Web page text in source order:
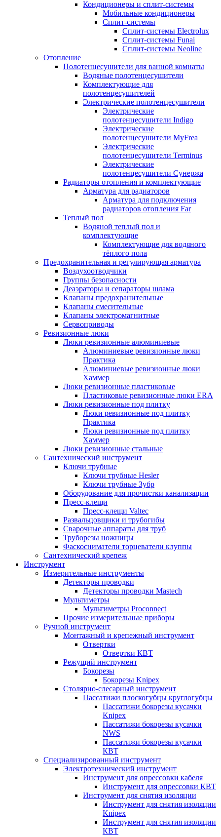
Кондиционеры и сплит-системы
Мобильные кондиционеры
Сплит-системы
Сплит-системы Electrolux
Сплит-системы Funai
Сплит-системы Neoline
Отопление
Полотенцесушители для ванной комнаты
Водяные полотенцесушители
Комплектующие для
полотенцесушителей
Электрические полотенцесушители
Электрические
полотенцесушители Indigo
Электрические
полотенцесушители MyFrea
Электрические
полотенцесушители Terminus
Электрические
полотенцесушители Сунержа
Радиаторы отопления и комплектующие
Арматура для радиаторов
Арматура для подключения
радиаторов отопления Far
Теплый пол
Водяной теплый пол и
комплектующие
Комплектующие для водяного
тёплого пола
Предохранительная и регулирующая арматура
Воздухоотводчики
Группы безопасности
Деаэраторы и сепараторы шлама
Клапаны предохранительные
Клапаны смесительные
Клапаны электромагнитные
Сервоприводы
Ревизионные люки
Люки ревизионные алюминиевые
Алюминиевые ревизионные люки
Практика
Алюминиевые ревизионные люки
Хаммер
Люки ревизионные пластиковые
Пластиковые ревизионные люки ERA
Люки ревизионные под плитку
Люки ревизионные под плитку
Практика
Люки ревизионные под плитку
Хаммер
Люки ревизионные стальные
Сантехнический инструмент
Ключи трубные
Ключи трубные Hesler
Ключи трубные Зубр
Оборудование для прочистки канализации
Пресс-клещи
Пресс-клещи Valtec
Развальцовщики и трубогибы
Сварочные аппараты для труб
Труборезы ножницы
Фаскосниматели торцеватели клуппы
Сантехнический крепеж
Инструмент
Измерительные инструменты
Детекторы проводки
Детекторы проводки Mastech
Мультиметры
Мультиметры Proconnect
Прочие измерительные приборы
Ручной инструмент
Монтажный и крепежный инструмент
Отвертки
Отвертки КВТ
Режущий инструмент
Бокорезы
Бокорезы Knipex
Столярно-слесарный инструмент
Пассатижи плоскогубцы круглогубцы
Пассатижи бокорезы кусачки
Knipex
Пассатижи бокорезы кусачки
NWS
Пассатижи бокорезы кусачки
КВТ
Специализированный инструмент
Электротехнический инструмент
Инструмент для опрессовки кабеля
Инструмент для опрессовки КВТ
Инструмент для снятия изоляции
Инструмент для снятия изоляции
Knipex
Инструмент для снятия изоляции
КВТ